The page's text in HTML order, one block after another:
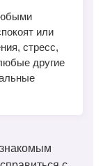
или
стресс,
другие